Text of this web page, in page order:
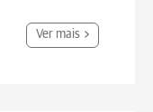
Ver mais